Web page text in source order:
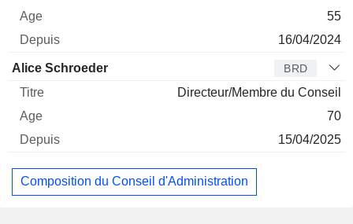
55
16/04/2024
Alice Schroeder BRD
Directeur/Membre du Conseil
70
15/04/2025
Composition du Conseil d'Administration